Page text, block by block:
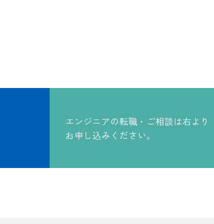
エンジニアの転職・ご相談は右より
お申し込みください。